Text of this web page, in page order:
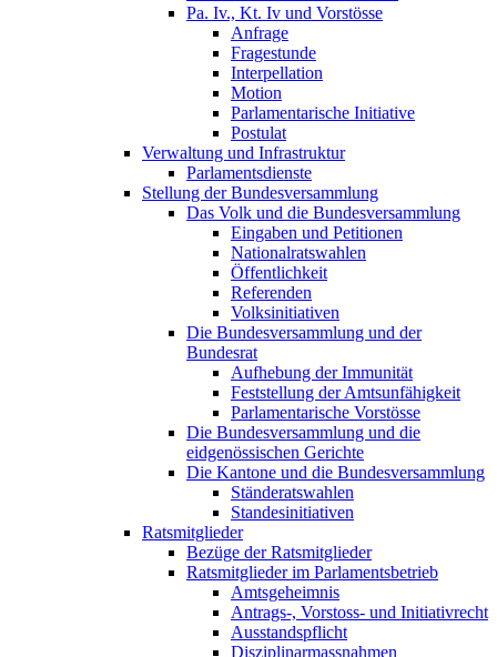
Pa. Iv., Kt. Iv und Vorstösse
Anfrage
Fragestunde
Interpellation
Motion
Parlamentarische Initiative
Postulat
Verwaltung und Infrastruktur
Parlamentsdienste
Stellung der Bundesversammlung
Das Volk und die Bundesversammlung
Eingaben und Petitionen
Nationalratswahlen
Öffentlichkeit
Referenden
Volksinitiativen
Die Bundesversammlung und der
Bundesrat
Aufhebung der Immunität
Feststellung der Amtsunfähigkeit
Parlamentarische Vorstösse
Die Bundesversammlung und die
eidgenössischen Gerichte
Die Kantone und die Bundesversammlung
Ständeratswahlen
Standesinitiativen
Ratsmitglieder
Bezüge der Ratsmitglieder
Ratsmitglieder im Parlamentsbetrieb
Amtsgeheimnis
Antrags-, Vorstoss- und Initiativrecht
Ausstandspflicht
Disziplinarmassnahmen